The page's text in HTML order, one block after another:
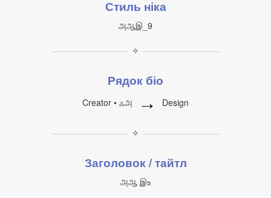
Стиль ніка
அஆஇ_9
✧
Рядок біо
Creator • ஃஅ → Design
✧
Заголовок / тайтл
அஆ இஉ